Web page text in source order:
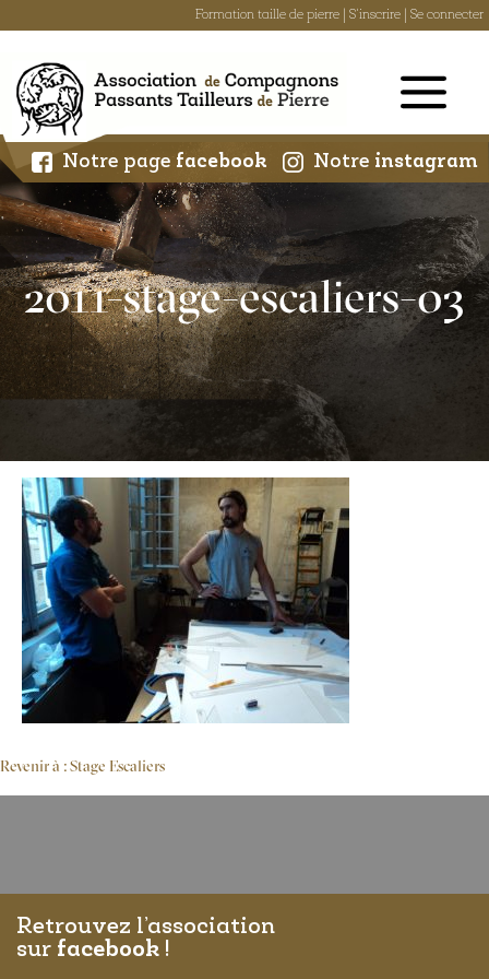
Formation taille de pierre S'inscrire Se connecter
content
Notre page facebook Notre instagram
2011-stage-escaliers-03
Revenir à : Stage Escaliers
Retrouvez l’association
sur facebook !